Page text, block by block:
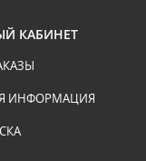
КАБИНЕТ
ИНФОРМАЦИЯ